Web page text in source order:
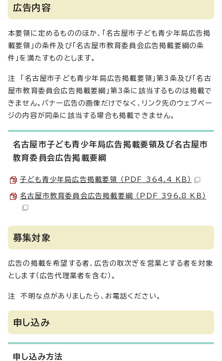
広告内容
本要領に定めるもののほか、「名古屋市子ども青少年局広告掲
載要領」の条件及び「名古屋市教育委員会広告掲載要綱の条
件」を満たすものとします。
注 「名古屋市子ども青少年局広告掲載要領」第3条及び「名古
屋市教育委員会広告掲載要綱」第3条に該当するものは掲載で
きません。バナー広告の画像だけでなく、リンク先のウェブペー
ジの内容が同条に該当する場合も掲載できません。
名古屋市子ども青少年局広告掲載要領及び名古屋市
教育委員会広告掲載要綱
子ども青少年局広告掲載要領 （PDF 364.4 KB）
名古屋市教育委員会広告掲載要綱 （PDF 396.8 KB）
募集対象
広告の掲載を希望する者、広告の取次ぎを営業とする者を対象
とします（広告代理業者を含む）。
注 不明な点がありましたら、お電話ください。
申し込み
申し込み方法